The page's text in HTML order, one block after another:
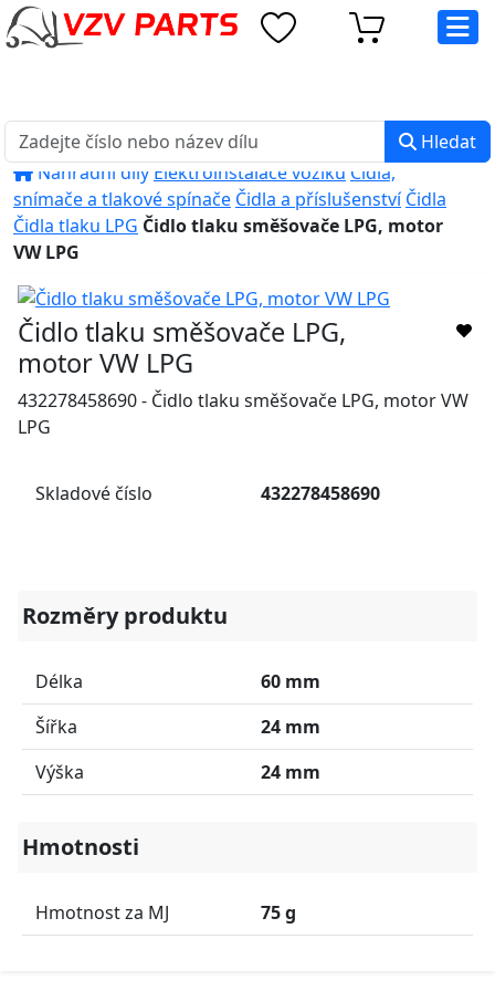
Hledat
Náhradní díly Elektroinstalace vozíků Čidla,
snímače a tlakové spínače Čidla a příslušenství Čidla
Čidla tlaku LPG Čidlo tlaku směšovače LPG, motor
VW LPG
Čidlo tlaku směšovače LPG,
motor VW LPG
432278458690 - Čidlo tlaku směšovače LPG, motor VW
LPG
Skladové číslo 432278458690
Rozměry produktu
Délka
60 mm
Šířka
24 mm
Výška
24 mm
Hmotnosti
Hmotnost za MJ 75 g